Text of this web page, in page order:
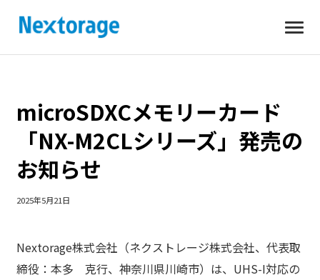
く
microSDXCメモリーカード
「NX-M2CLシリーズ」発売の
お知らせ
2025年5月21日
Nextorage株式会社（ネクストレージ株式会社、代表取
締役：本多 克行、神奈川県川崎市）は、UHS-I対応の